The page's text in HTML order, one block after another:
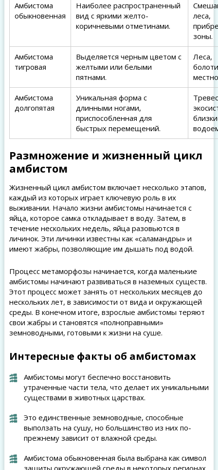
Амбистома
обыкновенная
Наиболее распространенный
вид с яркими желто-
коричневыми отметинами.
леса,
зоны.
Амбистома
тигровая
Выделяется черным цветом с
желтыми или белыми
пятнами.
Леса,
Амбистома
долгопятая
Уникальная форма с
длинными ногами,
приспособленная для
быстрых перемещений.
Размножение и жизненный цикл
амбистом
Жизненный цикл амбистом включает несколько этапов,
каждый из которых играет ключевую роль в их
выживании. Начало жизни амбистомы начинается с
яйца, которое самка откладывает в воду. Затем, в
течение нескольких недель, яйца разовьются в
личинок. Эти личинки известны как «саламандры» и
имеют жабры, позволяющие им дышать под водой.
Процесс метаморфозы начинается, когда маленькие
амбистомы начинают развиваться в наземных существ.
Этот процесс может занять от нескольких месяцев до
нескольких лет, в зависимости от вида и окружающей
среды. В конечном итоге, взрослые амбистомы теряют
свои жабры и становятся «полноправными»
земноводными, готовыми к жизни на суше.
Интересные факты об амбистомах
Амбистомы могут беспечно восстановить
утраченные части тела, что делает их уникальными
существами в животных царствах.
Это единственные земноводные, способные
выползать на сушу, но большинство из них по-
прежнему зависит от влажной среды.
Амбистома обыкновенная была выбрана как символ
защиты окружающей среды в некоторых регионах